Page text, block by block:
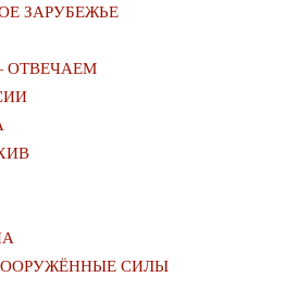
ЗАРУБЕЖЬЕ
ОТВЕЧАЕМ
СИЛЫ